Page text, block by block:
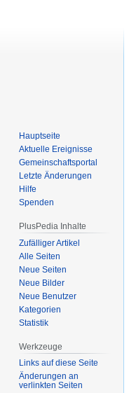
Hauptseite
Aktuelle Ereignisse
Gemeinschafts­portal
Letzte Änderungen
Hilfe
Spenden
PlusPedia Inhalte
Zufälliger Artikel
Alle Seiten
Neue Seiten
Neue Bilder
Neue Benutzer
Kategorien
Statistik
Werkzeuge
Links auf diese Seite
Änderungen an
verlinkten Seiten